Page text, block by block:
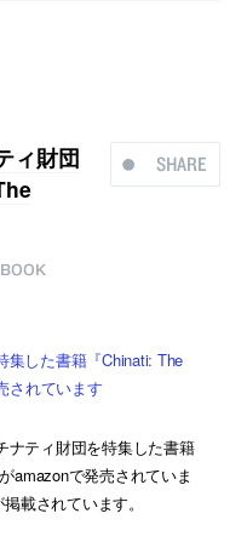
SHARE
ィ財団
BOOK
集した書籍『Chinati: The
されています
ナティ財団を特集した書籍
amazonで発売されていま
掲載されています。